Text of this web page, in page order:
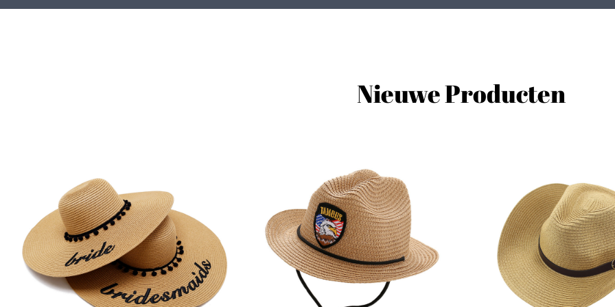
samenwerking een win-winsituatie
Nieuwe Producten